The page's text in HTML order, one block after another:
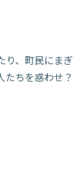
り、町民にまぎ
たちを惑わせ？